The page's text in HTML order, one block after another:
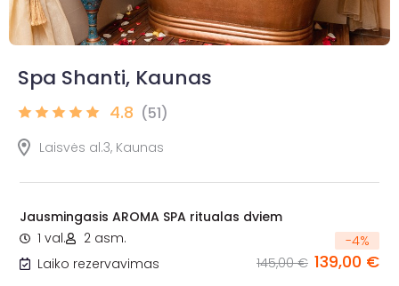
Spa Shanti, Kaunas
4.8 (51)
Laisvės al.3, Kaunas
Jausmingasis AROMA SPA ritualas dviem
1 val.
2 asm.
Laiko rezervavimas
-4%
145,00 € 139,00 €